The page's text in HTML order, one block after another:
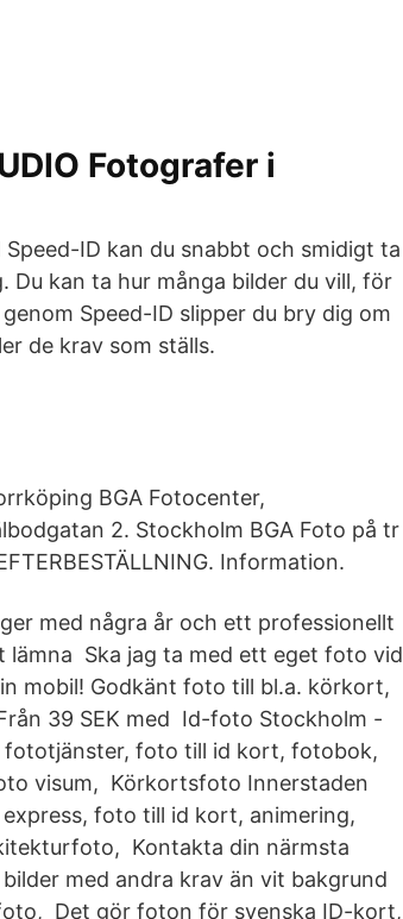
Fotografer i
ID kan du snabbt och smidigt ta
kan ta hur många bilder du vill, för
Speed-ID slipper du bry dig om
de krav som ställs.
BGA Fotocenter,
2. Stockholm BGA Foto på tr
Information.
med några år och ett professionellt
Ska jag ta med ett eget foto vid
mobil! Godkänt foto till bl.a. körkort,
39 SEK med Id-foto Stockholm -
foto till id kort, fotobok,
visum, Körkortsfoto Innerstaden
foto till id kort, animering,
Kontakta din närmsta
med andra krav än vit bakgrund
Det gör foton för svenska ID-kort,